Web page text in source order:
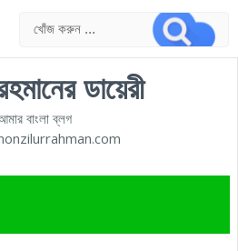
ডায়েরী
বাংলা ব্লগ